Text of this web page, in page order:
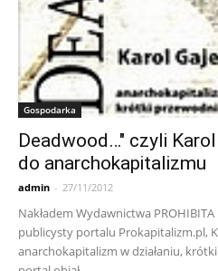
Gospodarka
Deadwood…" czyli
do anarchokapitalizmu
admin - 27/11/2012
Nakładem Wydawnictwa PROHIBITA
publicysty portalu Prokapitalizm.pl,
anarchokapitalizm w działaniu,